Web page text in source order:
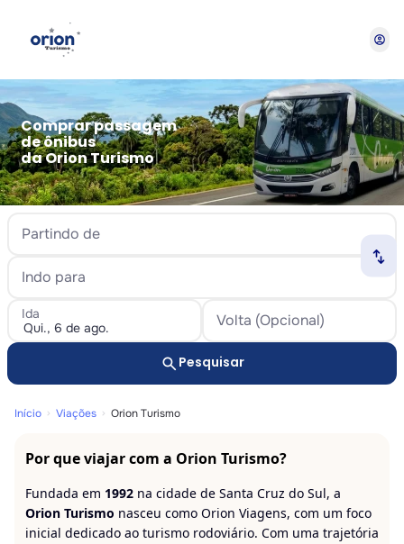
account_circle
Comprar passagem
de ônibus
da Orion Turismo
Partindo de
Indo para
swap_horiz
Ida Volta (Opcional)
search Pesquisar
Início Viações Orion Turismo
Por que viajar com a Orion Turismo?
Fundada em 1992 na cidade de Santa Cruz do Sul, a
Orion Turismo nasceu como Orion Viagens, com um foco
inicial dedicado ao turismo rodoviário. Com uma trajetória